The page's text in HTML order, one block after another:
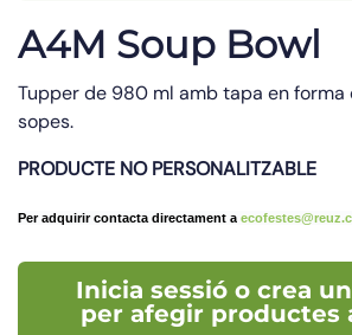
A4M Soup Bowl
Tupper de 980 ml amb tapa en forma
sopes.
PRODUCTE NO PERSONALITZABLE
Per adquirir contacta directament a
Inicia sessió o crea
per afegir productes